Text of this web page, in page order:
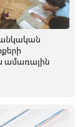
ամառային